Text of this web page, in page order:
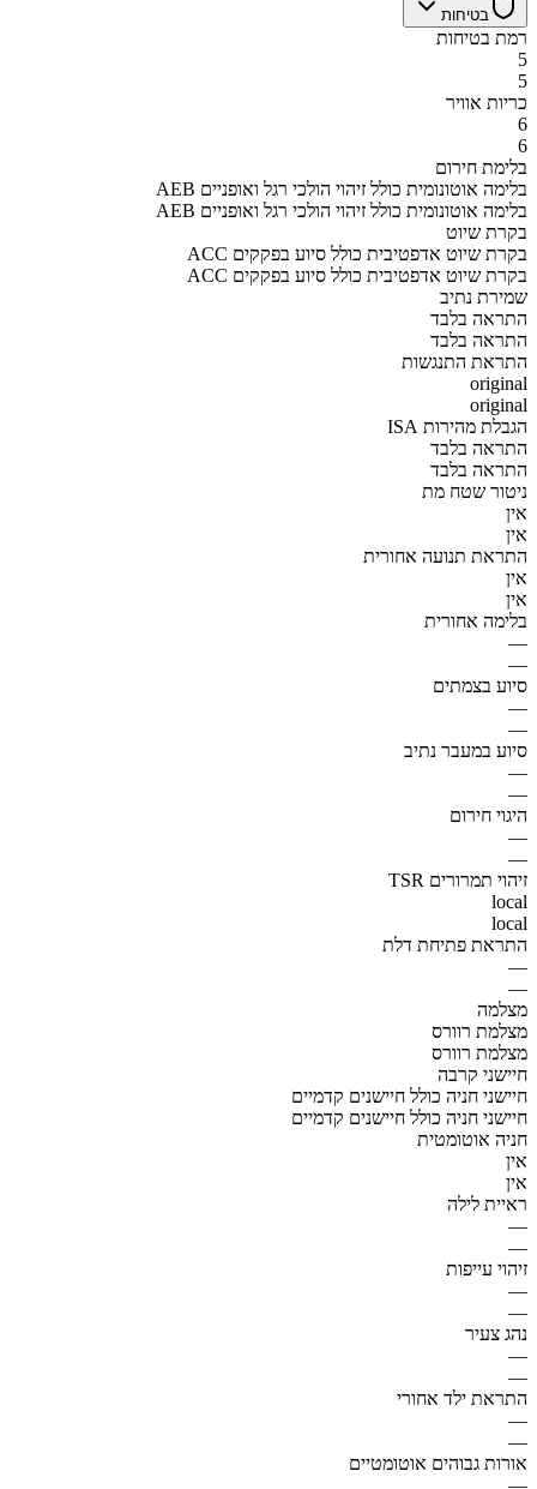
בטיחות
רמת בטיחות
5
5
כריות אוויר
6
6
בלימת חירום
AEB בלימה אוטונומית כולל זיהוי הולכי רגל ואופניים
AEB בלימה אוטונומית כולל זיהוי הולכי רגל ואופניים
בקרת שיוט
ACC בקרת שיוט אדפטיבית כולל סיוע בפקקים
ACC בקרת שיוט אדפטיבית כולל סיוע בפקקים
שמירת נתיב
התראה בלבד
התראה בלבד
התראת התנגשות
original
original
הגבלת מהירות ISA
התראה בלבד
התראה בלבד
ניטור שטח מת
אין
אין
התראת תנועה אחורית
אין
אין
בלימה אחורית
—
—
סיוע בצמתים
—
—
סיוע במעבר נתיב
—
—
היגוי חירום
—
—
זיהוי תמרורים TSR
local
local
התראת פתיחת דלת
—
—
מצלמה
מצלמת רוורס
מצלמת רוורס
חיישני קרבה
חיישני חניה כולל חיישנים קדמיים
חיישני חניה כולל חיישנים קדמיים
חניה אוטומטית
אין
אין
ראיית לילה
—
—
זיהוי עייפות
—
—
נהג צעיר
—
—
התראת ילד אחורי
—
—
אורות גבוהים אוטומטיים
—